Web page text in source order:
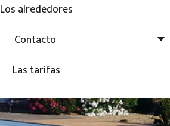
Los alrededores
Contacto
Las tarifas